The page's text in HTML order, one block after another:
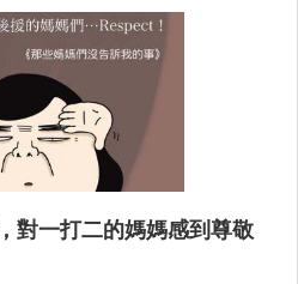
對一打二的媽媽感到尊敬